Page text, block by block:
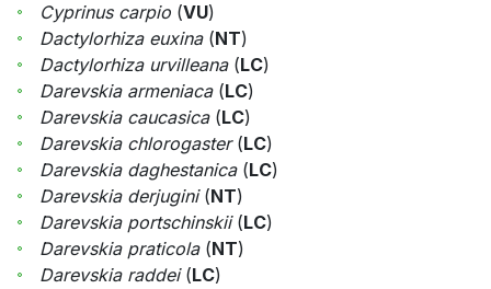
Cyprinus carpio (VU)
Dactylorhiza euxina(NT)
Dactylorhiza urvilleana(LC)
Darevskia armeniaca(LC)
Darevskia caucasica(LC)
Darevskia chlorogaster(LC)
Darevskia daghestanica(LC)
Darevskia derjugini(NT)
Darevskia portschinskii(LC)
Darevskia praticola(NT)
Darevskia raddei(LC)